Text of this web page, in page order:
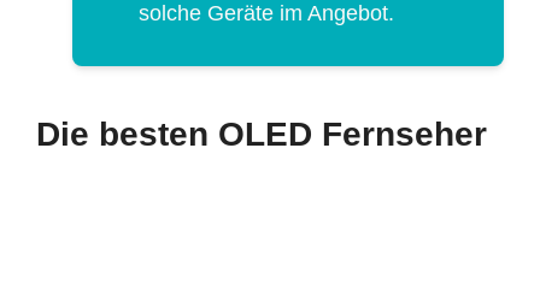
solche Geräte im Angebot.
Die besten OLED Fernseher